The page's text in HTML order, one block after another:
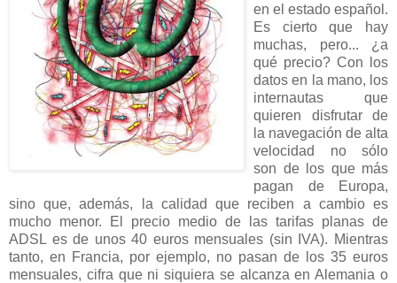
en el estado español.
Es cierto que hay
muchas, pero... ¿a
qué precio? Con los
datos en la mano, los
internautas que
quieren disfrutar de
la navegación de alta
velocidad no sólo
son de los que más
pagan de Europa,
sino que, además, la calidad que reciben a cambio es
mucho menor. El precio medio de las tarifas planas de
ADSL es de unos 40 euros mensuales (sin IVA). Mientras
tanto, en Francia, por ejemplo, no pasan de los 35 euros
mensuales, cifra que ni siquiera se alcanza en Alemania o